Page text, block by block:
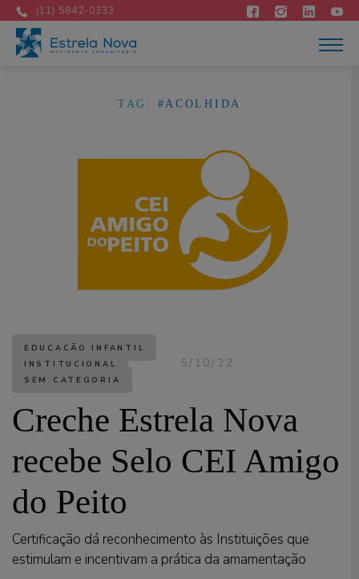
(11) 5842-0333
Acontece
TAG: #ACOLHIDA
EDUCAÇÃO INFANTIL
INSTITUCIONAL
SEM CATEGORIA
5/10/22
Creche Estrela Nova
recebe Selo CEI Amigo
do Peito
Certificação dá reconhecimento às Instituições que
estimulam e incentivam a prática da amamentação